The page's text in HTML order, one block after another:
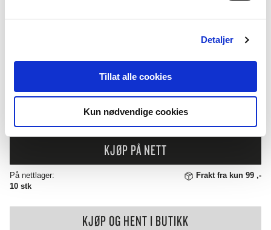
Detaljer
Tillat alle cookies
Kun nødvendige cookies
259,-
KJØP PÅ NETT
På nettlager:
10 stk
Frakt fra kun 99 ,-
KJØP OG HENT I BUTIKK